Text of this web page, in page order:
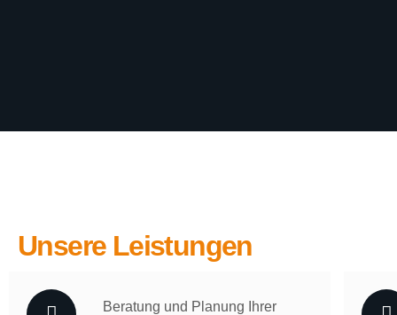
Unsere Leistungen
Beratung und Planung Ihrer